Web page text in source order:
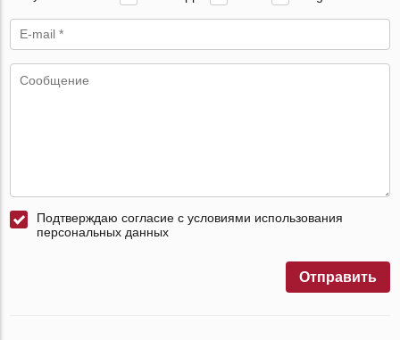
Подтверждаю согласие с условиями использования
персональных данных
Отправить